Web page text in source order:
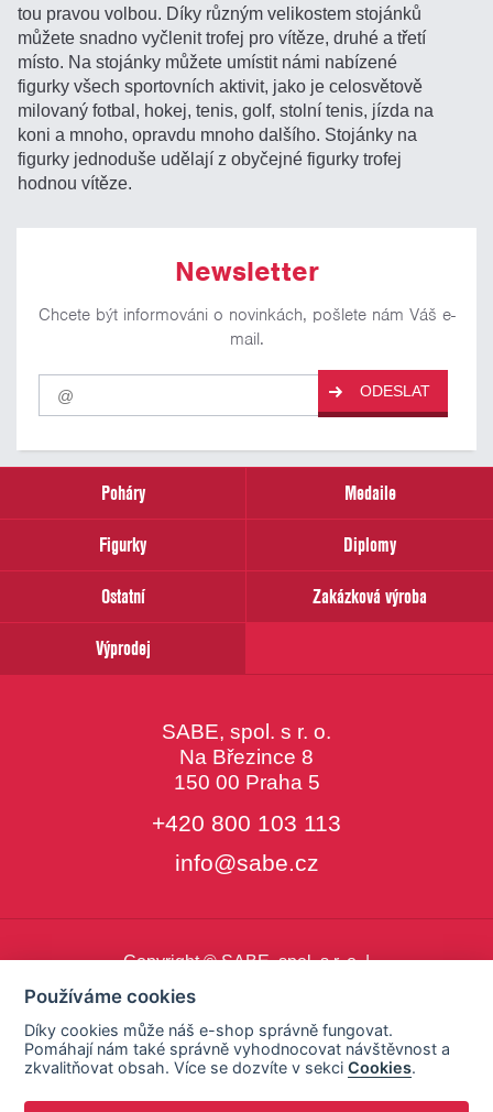
tou pravou volbou. Díky různým velikostem stojánků
můžete snadno vyčlenit trofej pro vítěze, druhé a třetí
místo. Na stojánky můžete umístit námi nabízené
figurky všech sportovních aktivit, jako je celosvětově
milovaný fotbal, hokej, tenis, golf, stolní tenis, jízda na
koni a mnoho, opravdu mnoho dalšího. Stojánky na
figurky jednoduše udělají z obyčejné figurky trofej
hodnou vítěze.
Newsletter
Chcete být informováni o novinkách, pošlete nám Váš e-
mail.
Pro
odběr
našich
email
ODESLAT
Poháry
Medaile
Figurky
Diplomy
Ostatní
Zakázková výroba
Výprodej
SABE, spol. s r. o.
Na Březince 8
150 00 Praha 5
+420 800 103 113
info@sabe.cz
Copyright © SABE, spol. s r. o. |
Používáme cookies
Díky cookies může náš e-shop správně fungovat.
Pomáhají nám také správně vyhodnocovat návštěvnost a
zkvalitňovat obsah. Více se dozvíte v sekciCookies.